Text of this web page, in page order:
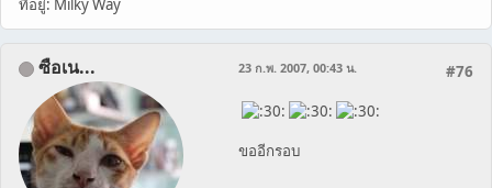
ที่อยู่: Milky Way
ซือเน... #76
23 ก.พ. 2007, 00:43 น.
ขออีกรอบ